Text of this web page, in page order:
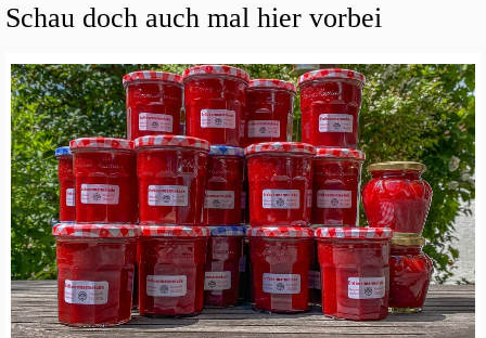
Schau doch auch mal hier vorbei